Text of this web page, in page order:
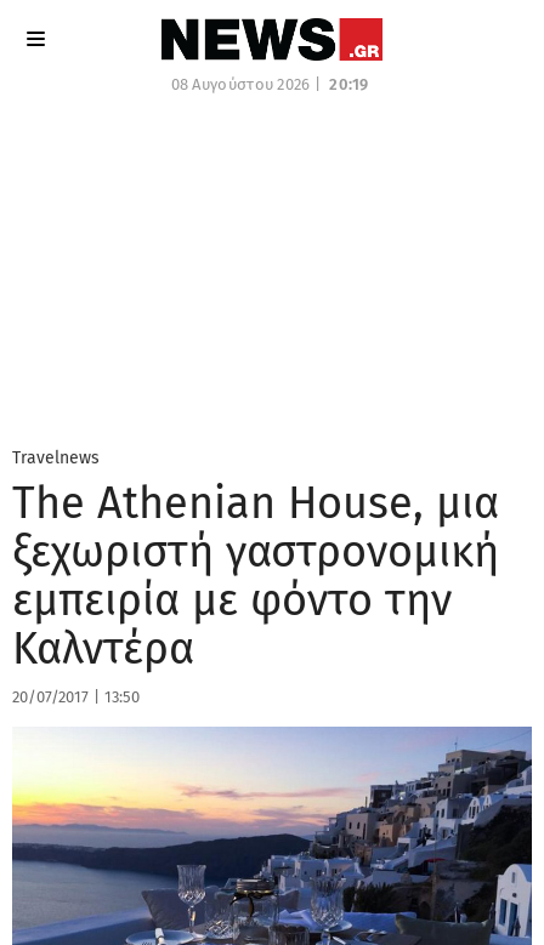
08 Αυγούστου 2026 | 20:19
Travelnews
The Athenian House, μια
ξεχωριστή γαστρονομική
εμπειρία με φόντο την
Καλντέρα
20/07/2017 13:50